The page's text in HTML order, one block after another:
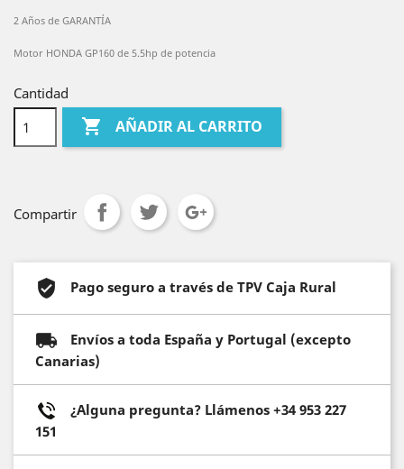
2 Años de GARANTÍA
Motor HONDA GP160 de 5.5hp de potencia
Cantidad
 AÑADIR AL CARRITO
Compartir
Pago seguro a través de TPV Caja Rural
Envíos a toda España y Portugal (excepto
Canarias)
¿Alguna pregunta? Llámenos +34 953 227
151